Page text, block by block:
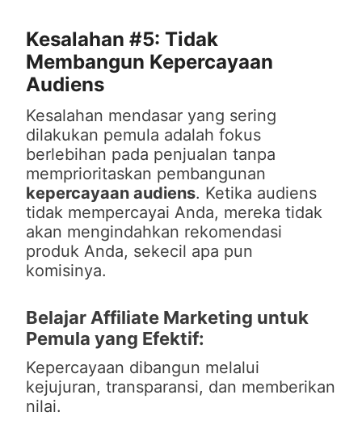
Kesalahan #5: Tidak
Membangun Kepercayaan
Audiens
Kesalahan mendasar yang sering
dilakukan pemula adalah fokus
berlebihan pada penjualan tanpa
memprioritaskan pembangunan
kepercayaan audiens. Ketika audiens
tidak mempercayai Anda, mereka tidak
akan mengindahkan rekomendasi
produk Anda, sekecil apa pun
komisinya.
Belajar Affiliate Marketing untuk
Pemula yang Efektif:
Kepercayaan dibangun melalui
kejujuran, transparansi, dan memberikan
nilai.